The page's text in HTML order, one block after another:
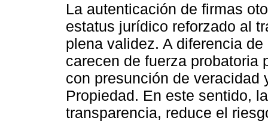
La autenticación de firmas
estatus jurídico reforzado al
plena validez. A diferencia
carecen de fuerza probatoria
con presunción de veracidad
Propiedad. En este sentido,
transparencia, reduce el